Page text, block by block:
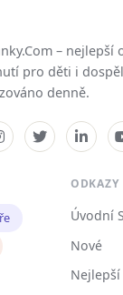
– nejlepší
pro děti i
denně.
ODKAZY
Úvodní
Nové
Nejlepší